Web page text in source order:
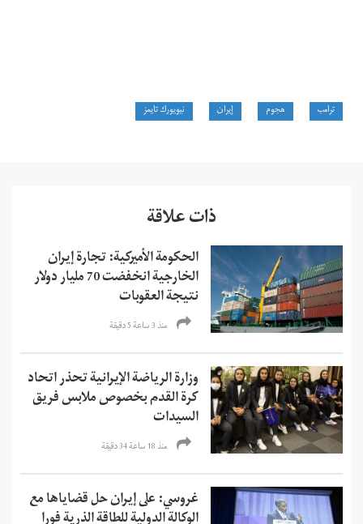
ترامب هجوم إيران نيويورك تايمز
ذات علاقة
الحكومة الأميركية: تجارة إيران
الخارجية انخفضت 70 مليار دولار
نتيجة العقوبات
منذ 3 ساعة 5 دقیقة
وزارة الرياضة الإيرانية تحذر اتحاد
كرة القدم بخصوص ملابس فريق
السيدات
منذ 18 ساعة 34 دقیقة
غروسي: على إيران حل قضاياها مع